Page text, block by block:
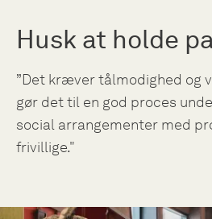
Husk at holde
”Det kræver tålmodighed og
gør det til en god proces
social arrangementer med
frivillige."